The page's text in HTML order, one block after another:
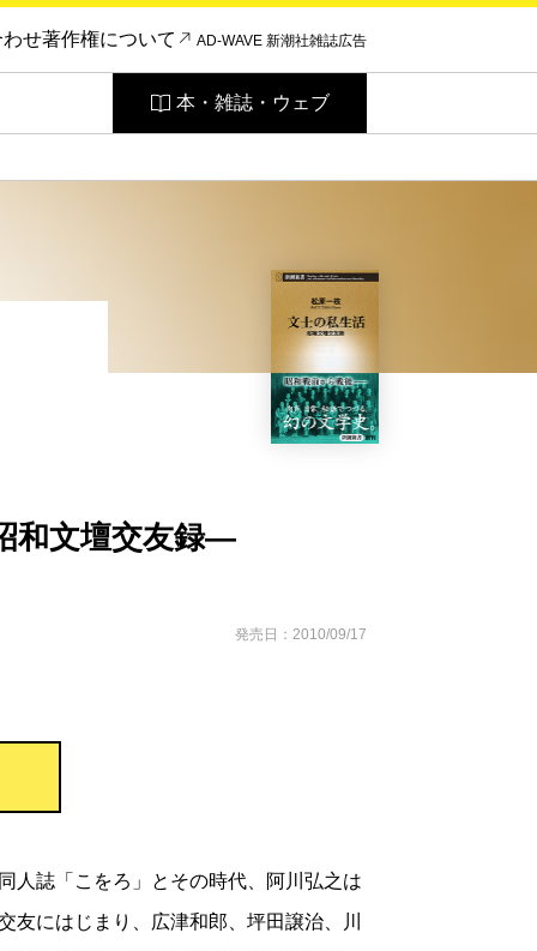
せ著作権について AD-WAVE 新潮社雑誌広告
本・雑誌・ウェブ
和文壇交友録―
発売日：2010/09/17
人誌「こをろ」とその時代、阿川弘之は
友にはじまり、広津和郎、坪田譲治、川